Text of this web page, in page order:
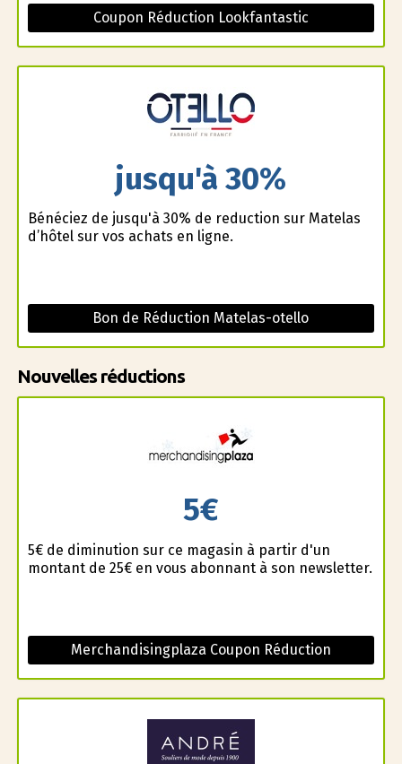
Coupon Réduction Lookfantastic
jusqu'à 30%
Bénéficiez de jusqu'à 30% de reduction sur Matelas
d’hôtel sur vos achats en ligne.
Bon de Réduction Matelas-otello
Nouvelles réductions
5€
5€ de diminution sur ce magasin à partir d'un
montant de 25€ en vous abonnant à son newsletter.
Merchandisingplaza Coupon Réduction